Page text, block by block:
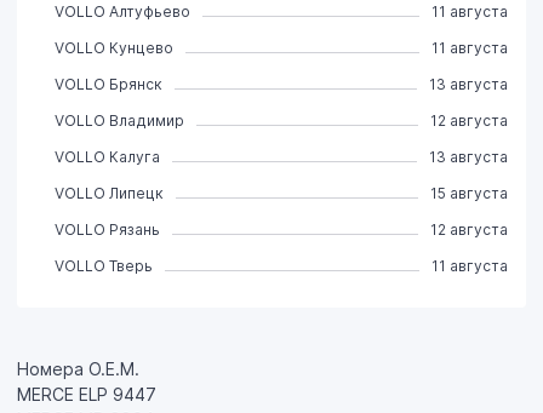
Номера О.Е.М.
MERCE ELP 9447
VOLLO Алтуфьево
11 августа
VOLLO Кунцево
11 августа
VOLLO Брянск
13 августа
VOLLO Владимир
12 августа
VOLLO Калуга
13 августа
VOLLO Липецк
15 августа
VOLLO Рязань
12 августа
VOLLO Тверь
11 августа